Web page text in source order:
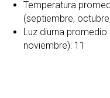
Temperatura
(septiembre,
Luz diurna
noviembre): 11